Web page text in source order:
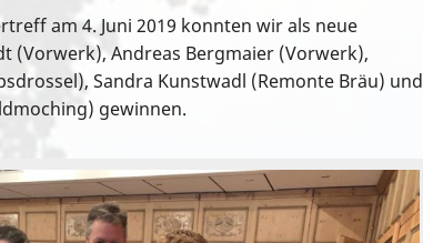
am 4. Juni 2019 konnten wir als neue
(Vorwerk), Andreas Bergmaier (Vorwerk),
Sandra Kunstwadl (Remonte Bräu) und
gewinnen.